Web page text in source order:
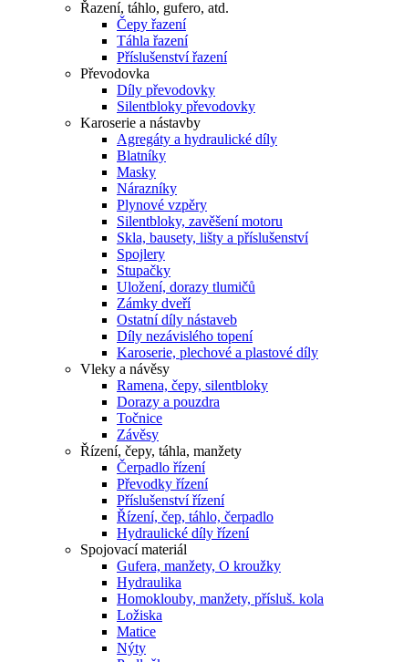
Řazení, táhlo, gufero, atd.
Čepy řazení
Táhla řazení
Příslušenství řazení
Převodovka
Díly převodovky
Silentbloky převodovky
Karoserie a nástavby
Agregáty a hydraulické díly
Blatníky
Masky
Nárazníky
Plynové vzpěry
Silentbloky, zavěšení motoru
Skla, bausety, lišty a příslušenství
Spojlery
Stupačky
Uložení, dorazy tlumičů
Zámky dveří
Ostatní díly nástaveb
Díly nezávislého topení
Karoserie, plechové a plastové díly
Vleky a návěsy
Ramena, čepy, silentbloky
Dorazy a pouzdra
Točnice
Závěsy
Řízení, čepy, táhla, manžety
Čerpadlo řízení
Převodky řízení
Příslušenství řízení
Řízení, čep, táhlo, čerpadlo
Hydraulické díly řízení
Spojovací materiál
Gufera, manžety, O kroužky
Hydraulika
Homoklouby, manžety, přísluš. kola
Ložiska
Matice
Nýty